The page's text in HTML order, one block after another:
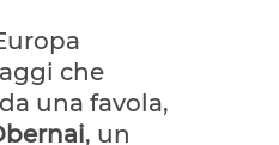
che
una favola,
, un